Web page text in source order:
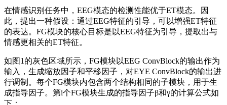
在情感识别任务中，EEG模态的检测性能优于ET模态。因
此，提出一种假设：通过EEG特征的引导，可以增强ET特征
的表达。FG模块的核心目标是以EEG特征为引导，提取出与
情感更相关的ET特征。
如图1的灰色区域所示，FG模块以EEG ConvBlock的输出作为
输入，生成缩放因子和平移因子，对EYE ConvBlock的输出进
行调制。每个FG模块内包含两个结构相同的子模块，用于生
成指导因子。第i个FG模块生成的指导因子β和γ的计算公式如
下：